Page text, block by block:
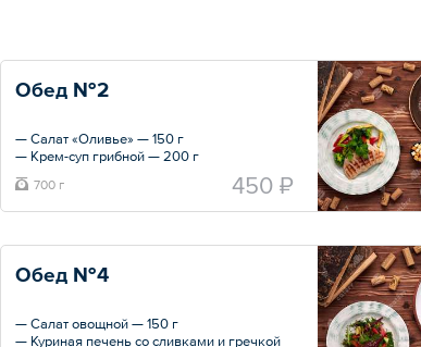
Обед №2
— Салат «Оливье» — 150 г
— Крем-суп грибной — 200 г
— Хлеб зерновой — 2 шт.
Общий вес – 0.7 кг
700 г 450 ₽
Обед №4
— Салат овощной — 150 г
— Куриная печень со сливками и гречкой